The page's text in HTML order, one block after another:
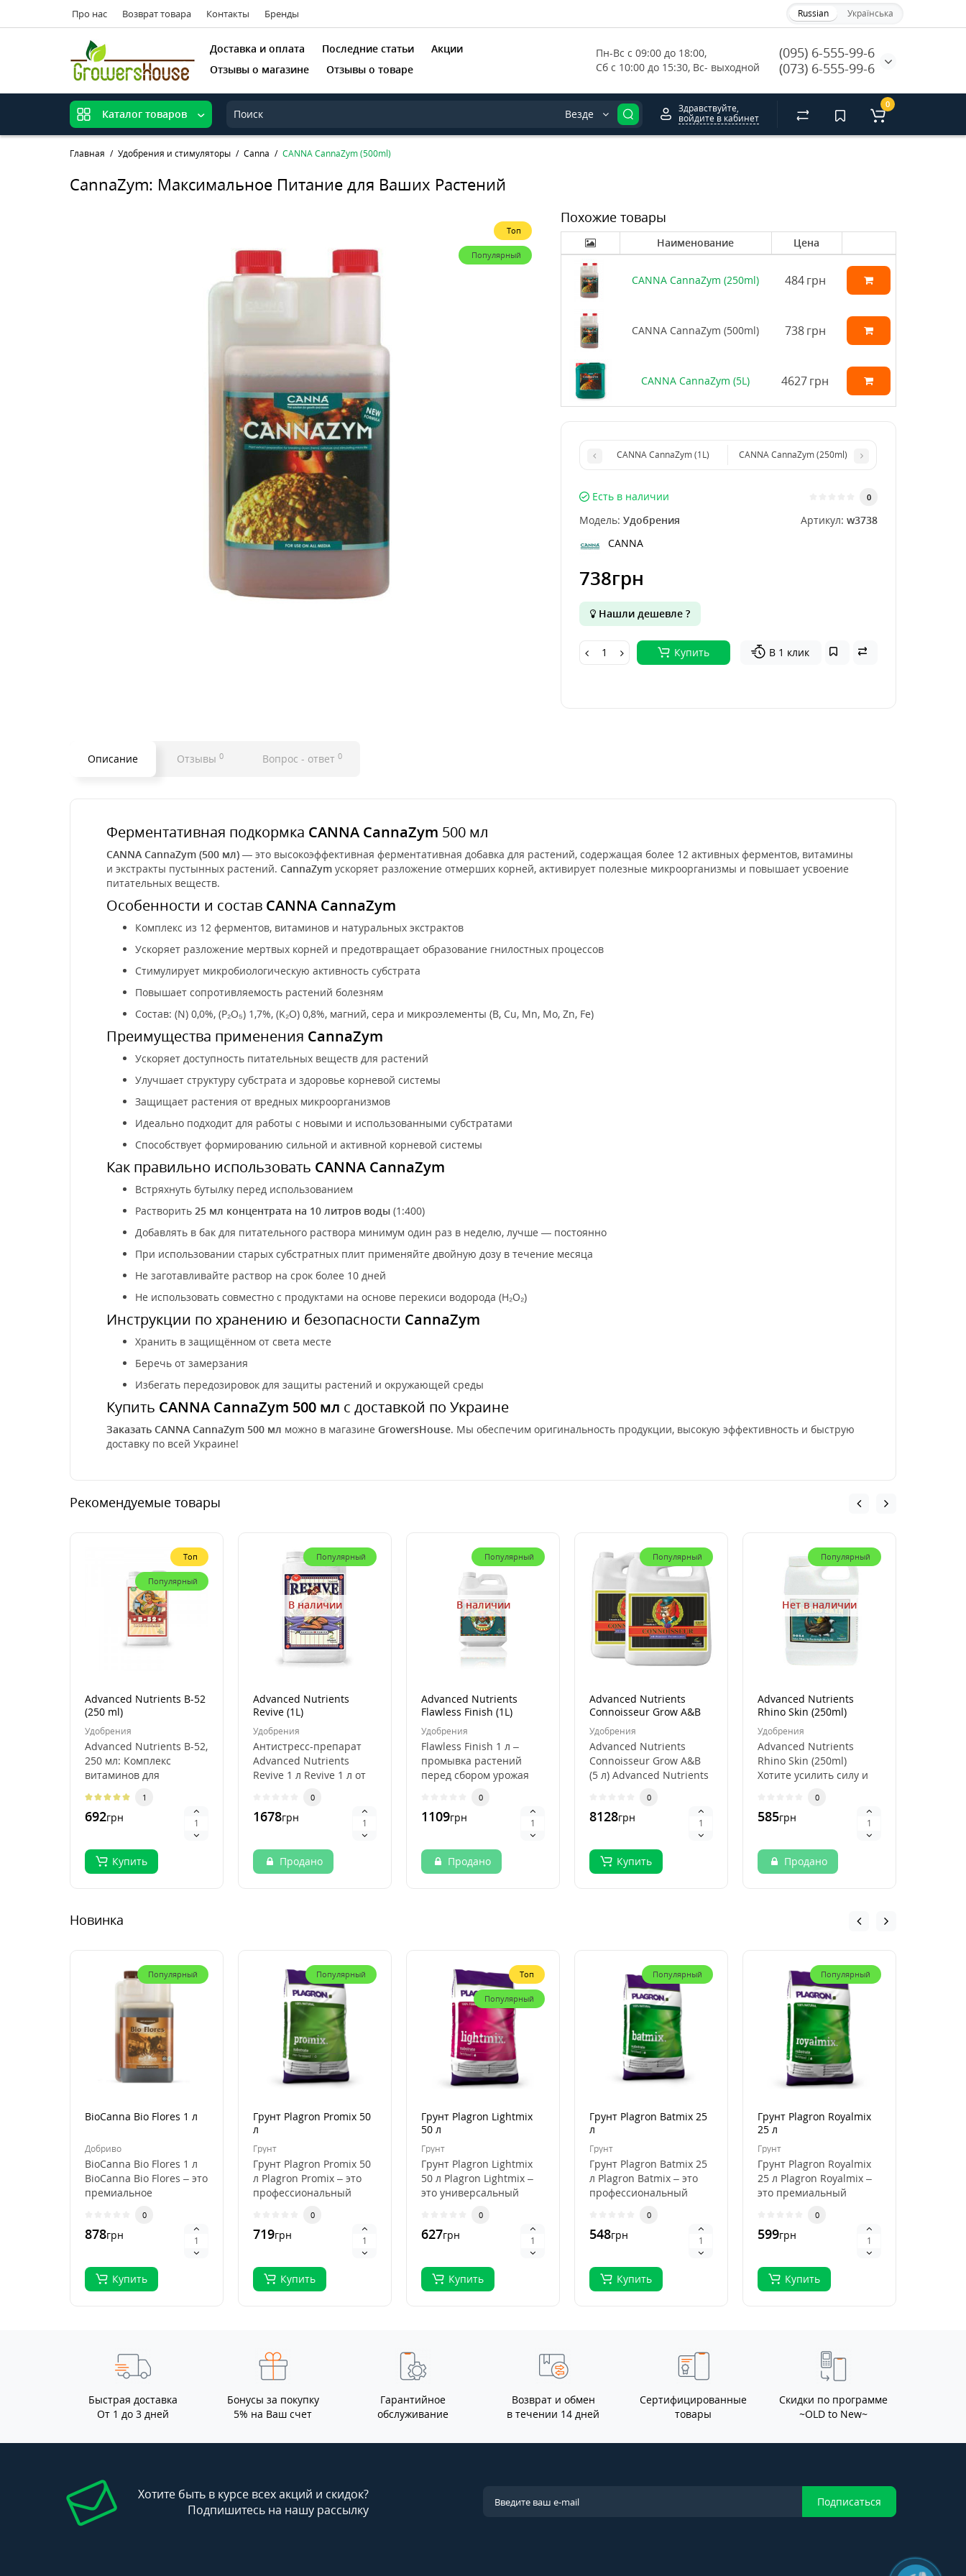
Про нас Возврат товара Контакты Бренды Russian Українська
Пн-Вс с 09:00 до 18:00,
Сб с 10:00 до 15:30, Вс- выходной
(095) 6-555-99-6
(073) 6-555-99-6
Доставка и оплата Последние статьи
Акции
Отзывы о магазине
Отзывы о товаре
Каталог товаров Везде
Здравствуйте,
войдите в кабинет
0
Главная Удобрения и стимуляторы Canna CANNA CannaZym (500ml)
CannaZym: Максимальное Питание для Ваших Растений
Топ
Популярный
Похожие товары
Наименование Цена
CANNA CannaZym (250ml) 484 грн
CANNA CannaZym (500ml) 738 грн
CANNA CannaZym (5L) 4627грн
CANNA CannaZym (1L) CANNA CannaZym (250ml)
Есть в наличии 0
Модель: Удобрения Артикул: w3738
CANNA
738грн
Нашли дешевле ?
Купить В 1 клик
Описание Отзывы 0 Вопрос - ответ 0
Ферментативная подкормка CANNA CannaZym 500 мл
CANNA CannaZym (500 мл) — это высокоэффективная ферментативная добавка для растений, содержащая более 12 активных ферментов, витамины
и экстракты пустынных растений. CannaZym ускоряет разложение отмерших корней, активирует полезные микроорганизмы и повышает усвоение
питательных веществ.
Особенности и состав CANNA CannaZym
Комплекс из 12 ферментов, витаминов и натуральных экстрактов
Ускоряет разложение мертвых корней и предотвращает образование гнилостных процессов
Стимулирует микробиологическую активность субстрата
Повышает сопротивляемость растений болезням
Состав: (N) 0,0%, (P₂O₅) 1,7%, (K₂O) 0,8%, магний, сера и микроэлементы (B, Cu, Mn, Mo, Zn, Fe)
Преимущества применения CannaZym
Ускоряет доступность питательных веществ для растений
Улучшает структуру субстрата и здоровье корневой системы
Защищает растения от вредных микроорганизмов
Идеально подходит для работы с новыми и использованными субстратами
Способствует формированию сильной и активной корневой системы
Как правильно использовать CANNA CannaZym
Встряхнуть бутылку перед использованием
Растворить 25 мл концентрата на 10 литров воды (1:400)
Добавлять в бак для питательного раствора минимум один раз в неделю, лучше — постоянно
При использовании старых субстратных плит применяйте двойную дозу в течение месяца
Не заготавливайте раствор на срок более 10 дней
Не использовать совместно с продуктами на основе перекиси водорода (H₂O₂)
Инструкции по хранению и безопасности CannaZym
Хранить в защищённом от света месте
Беречь от замерзания
Избегать передозировок для защиты растений и окружающей среды
Купить CANNA CannaZym 500 мл с доставкой по Украине
Заказать CANNA CannaZym 500 мл можно в магазине GrowersHouse. Мы обеспечим оригинальность продукции, высокую эффективность и быструю
доставку по всей Украине!
Рекомендуемые товары
Топ
Популярный
Advanced Nutrients B-52
(250 ml)
Удобрения
Advanced Nutrients B-52,
250 мл: Комплекс
витаминов для
урожайности Advance..
1
692грн
Купить
Популярный
В наличии
Advanced Nutrients
Revive (1L)
Удобрения
Антистресс-препарат
Advanced Nutrients
Revive 1 л Revive 1 л от
0
1678грн
Продано
Популярный
В наличии
Advanced Nutrients
Flawless Finish (1L)
Удобрения
Flawless Finish 1 л –
промывка растений
перед сбором урожая
Flawless Fin..
0
1109грн
Продано
Популярный
Advanced Nutrients
Connoisseur Grow A&B
(4L)
Удобрения
Advanced Nutrients
Connoisseur Grow A&B
(5 л) Advanced Nutrients
0
8128грн
Купить
Популярный
Нет в наличии
Advanced Nutrients
Rhino Skin (250ml)
Удобрения
Advanced Nutrients
Rhino Skin (250ml)
Хотите усилить силу и
ваших растений? Не и..
0
585грн
Продано
Новинка
Популярный
BioCanna Bio Flores 1 л
Добриво
BioCanna Bio Flores 1 л
BioCanna Bio Flores – это
премиальное
удобрение для ст..
0
878грн
Купить
Популярный
Грунт Plagron Promix 50
л
Грунт
Грунт Plagron Promix 50
л Plagron Promix – это
профессиональный
выращивания
растений, ..
0
719грн
Купить
Топ
Популярный
Грунт Plagron Lightmix
50 л
Грунт
Грунт Plagron Lightmix
50 л Plagron Lightmix –
это универсальный
выращивания..
0
627грн
Купить
Популярный
Грунт Plagron Batmix 25
л
Грунт
Грунт Plagron Batmix 25
л Plagron Batmix – это
профессиональный
органического
выращива..
0
548грн
Купить
Популярный
Грунт Plagron Royalmix
25 л
Грунт
Грунт Plagron Royalmix
25 л Plagron Royalmix –
это премиальный
органического в..
0
599грн
Купить
Быстрая доставка
От 1 до 3 дней
Бонусы за покупку
5% на Ваш счет
Гарантийное
обслуживание
Возврат и обмен
в течении 14 дней
Сертифицированные
товары
Скидки по программе
~OLD to New~
Хотите быть в курсе всех акций и скидок?
Подпишитесь на нашу рассылку
Подписаться